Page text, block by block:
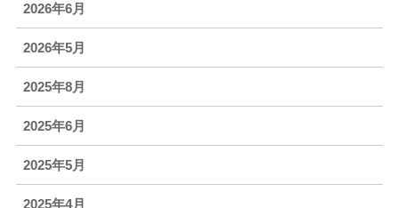
2026年6月
2026年5月
2025年8月
2025年6月
2025年5月
2025年4月